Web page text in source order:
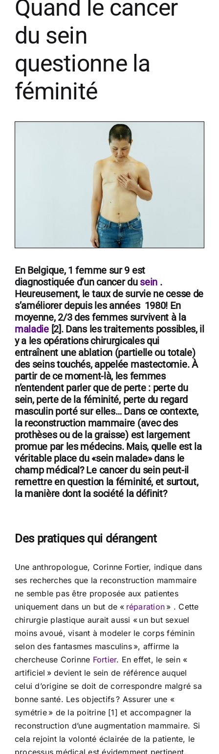
Quand le cancer
du sein
questionne la
féminité
En Belgique, 1 femme sur 9 est
diagnostiquée d’un cancer du sein .
Heureusement, le taux de survie ne cesse de
s’améliorer depuis les années 1980! En
moyenne, 2/3 des femmes survivent à la
maladie[2]. Dans les traitements possibles, il
y a les opérations chirurgicales qui
entraînent une ablation (partielle ou totale)
des seins touchés, appelée mastectomie. À
partir de ce moment-là, les femmes
n’entendent parler que de perte : perte du
sein, perte de la féminité, perte du regard
masculin porté sur elles… Dans ce contexte,
la reconstruction mammaire (avec des
prothèses ou de la graisse) est largement
promue par les médecins. Mais, quelle est la
véritable place du «sein malade» dans le
champ médical? Le cancer du sein peut-il
remettre en question la féminité, et surtout,
la manière dont la société la définit?
Des pratiques qui dérangent
Une anthropologue, Corinne Fortier, indique dans
ses recherches que la reconstruction mammaire
ne semble pas être proposée aux patientes
uniquement dans un but de « réparation » . Cette
chirurgie plastique aurait aussi « un but sexuel
moins avoué, visant à modeler le corps féminin
selon des fantasmes masculins », affirme la
chercheuse Corinne Fortier. En effet, le sein «
artificiel » devient le sein de référence auquel
celui d’origine se doit de correspondre malgré sa
bonne santé. Les objectifs ? Assurer une «
symétrie » de la poitrine [1] et accompagner la
reconstruction d’une augmentation mammaire. Si
cela rejoint la volonté éclairée de la patiente, le